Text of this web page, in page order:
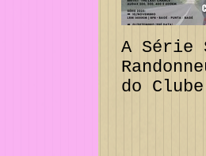
A Série
do